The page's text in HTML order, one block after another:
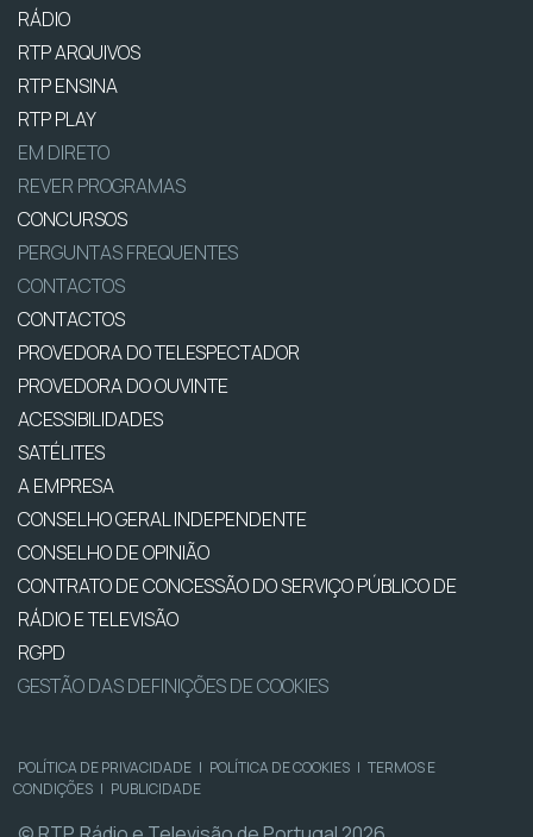
RÁDIO
RTP ARQUIVOS
RTP ENSINA
RTP PLAY
EM DIRETO
REVER PROGRAMAS
CONCURSOS
PERGUNTAS FREQUENTES
CONTACTOS
CONTACTOS
PROVEDORA DO TELESPECTADOR
PROVEDORA DO OUVINTE
ACESSIBILIDADES
SATÉLITES
A EMPRESA
CONSELHO GERAL INDEPENDENTE
CONSELHO DE OPINIÃO
CONTRATO DE CONCESSÃO DO SERVIÇO PÚBLICO DE
RÁDIO E TELEVISÃO
RGPD
GESTÃO DAS DEFINIÇÕES DE COOKIES
POLÍTICA DE PRIVACIDADE | POLÍTICA DE COOKIES | TERMOS E
CONDIÇÕES | PUBLICIDADE